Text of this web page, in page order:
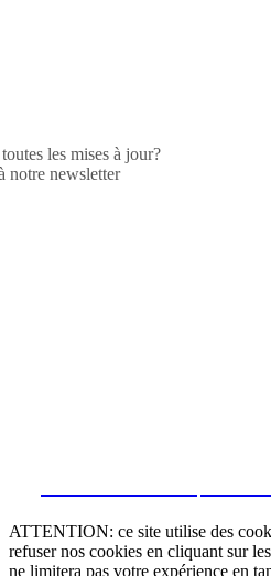
les mises à jour?
notre newsletter
ATTENTION: ce site utilise des
refuser nos cookies en cliquant sur
ne limitera pas votre expérience en